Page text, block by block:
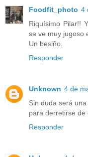
Foodfit_photo 4
Riquísimo Pilar!!
se ve muy jugoso
Un besiño.
Responder
Unknown 4 de
Sin duda será
para derretirse de
Responder